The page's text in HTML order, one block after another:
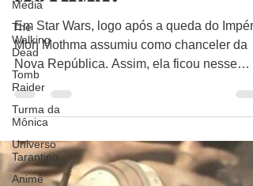
Média
The
Walking
Dead
Tomb
Raider
Turma da
Mônica
Universo
Tarantino
Animê
E Depois de Mon
Mothma?
Em Star Wars, logo após a queda do
Mon Mothma assumiu como chanceler da
Nova República. Assim, ela ficou nesse